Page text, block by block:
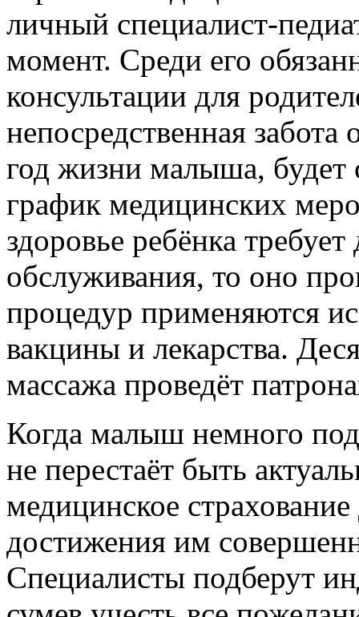
личный специалист-
момент. Среди его
консультации для
непосредственная
год жизни малыша, будет
график медицинских
здоровье ребёнка
обслуживания, то оно
процедур применяются
вакцины и лекарства.
массажа проведёт
Когда малыш немного
не перестаёт быть
медицинское
достижения им
Специалисты подберут